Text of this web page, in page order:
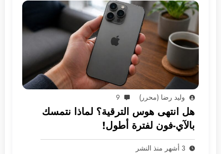
وليد رضا (محرر) 9
هل انتهى هوس الترقية؟ لماذا نتمسك
بالآي-فون لفترة أطول!
3 أشهر منذ النشر